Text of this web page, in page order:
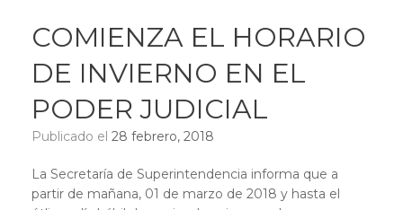
COMIENZA EL HORARIO
DE INVIERNO EN EL
PODER JUDICIAL
Publicado el 28 febrero, 2018
La Secretaría de Superintendencia informa que a
partir de mañana, 01 de marzo de 2018 y hasta el